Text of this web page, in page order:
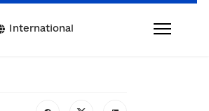
International